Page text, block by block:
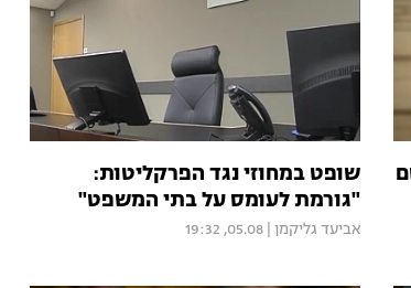
שופט במחוזי נגד הפרקליטות:
"גורמת לעומס על בתי המשפט"
אביעד גליקמן 05.08, 19:32